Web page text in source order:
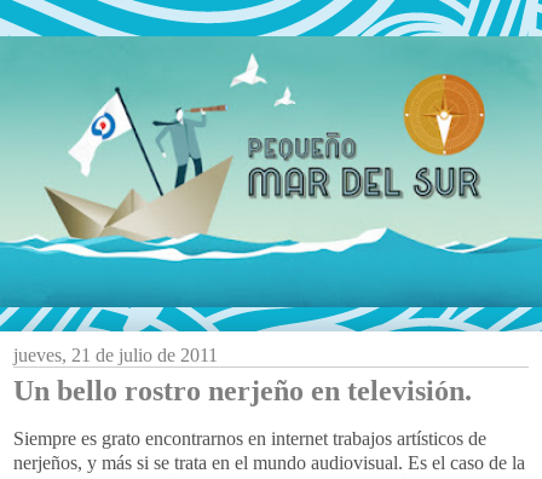
jueves, 21 de julio de 2011
Un bello rostro nerjeño en televisión.
Siempre es grato encontrarnos en internet trabajos artísticos de
nerjeños, y más si se trata en el mundo audiovisual. Es el caso de la